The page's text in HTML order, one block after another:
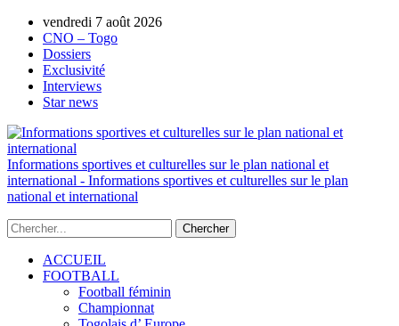
vendredi 7 août 2026
CNO – Togo
Dossiers
Exclusivité
Interviews
Star news
Informations sportives et culturelles sur le plan national et
international - Informations sportives et culturelles sur le plan
national et international
ACCUEIL
FOOTBALL
Football féminin
Championnat
AUTORISATION DE LA HAAC N°0134/